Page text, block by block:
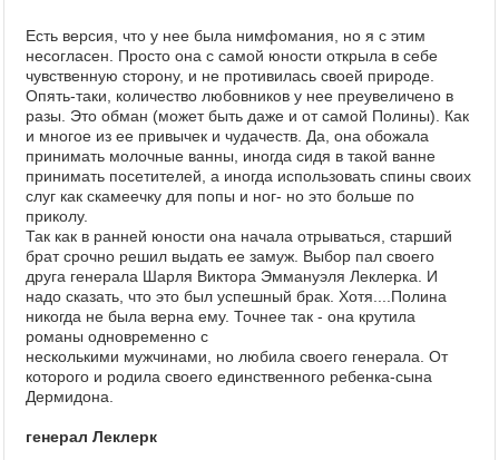
Есть версия, что у нее была нимфомания, но я с этим
несогласен. Просто она с самой юности открыла в себе
чувственную сторону, и не противилась своей природе.
Опять-таки, количество любовников у нее преувеличено в
разы. Это обман (может быть даже и от самой Полины). Как
и многое из ее привычек и чудачеств. Да, она обожала
принимать молочные ванны, иногда сидя в такой ванне
принимать посетителей, а иногда использовать спины своих
слуг как скамеечку для попы и ног- но это больше по
приколу.
Так как в ранней юности она начала отрываться, старший
брат срочно решил выдать ее замуж. Выбор пал своего
друга генерала Шарля Виктора Эммануэля Леклерка. И
надо сказать, что это был успешный брак. Хотя....Полина
никогда не была верна ему. Точнее так - она крутила
романы одновременно с
несколькими мужчинами, но любила своего генерала. От
которого и родила своего единственного ребенка-сына
Дермидона.
генерал Леклерк